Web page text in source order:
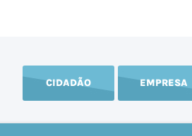
CIDADÃO EMPRESA